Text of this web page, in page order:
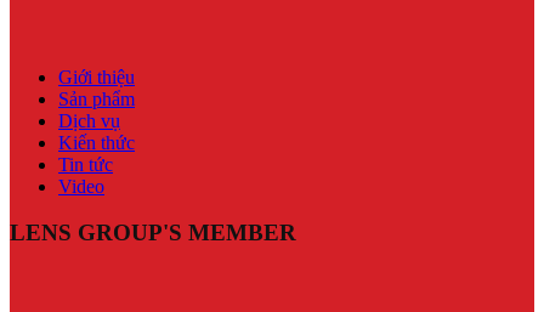
Giới thiệu
Sản phẩm
Dịch vụ
Kiến thức
Tin tức
Video
LENS GROUP'S MEMBER